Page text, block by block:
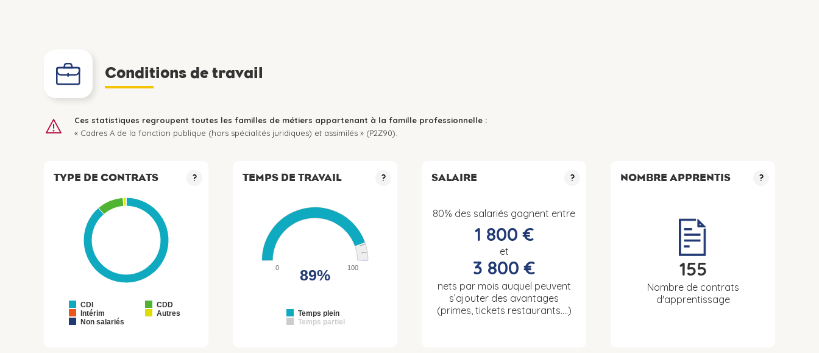
Conditions de travail
Ces statistiques regroupent toutes les familles de métiers appartenant à la famille professionnelle :
« Cadres A de la fonction publique (hors spécialités juridiques) et assimilés » (P2Z90).
TYPE DE CONTRATS ?
CDI
CDD
Intérim
Autres
Non salariés
TEMPS DE TRAVAIL ?
Temps plein
Temps partiel
0 100
89%
SALAIRE ?
80% des salariés gagnent entre
1 800 €
et
3 800 €
nets par mois auquel peuvent
s’ajouter des avantages
(primes, tickets restaurants….)
NOMBRE APPRENTIS ?
155
Nombre de contrats
d'apprentissage